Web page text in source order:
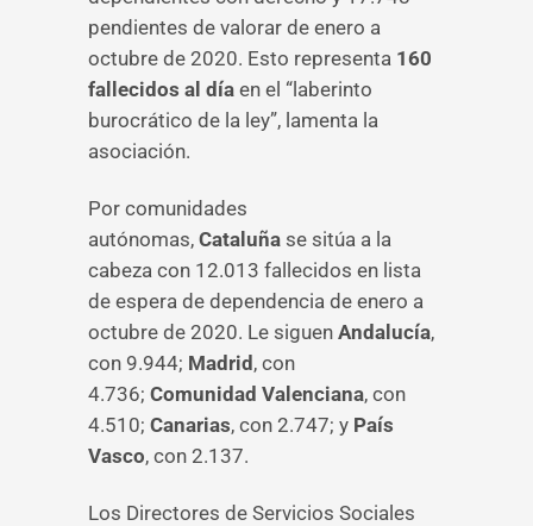
pendientes de valorar de enero a
octubre de 2020. Esto representa 160
fallecidos al día en el “laberinto
burocrático de la ley”, lamenta la
asociación.
Por comunidades
autónomas, Cataluña se sitúa a la
cabeza con 12.013 fallecidos en lista
de espera de dependencia de enero a
octubre de 2020. Le siguen Andalucía,
con 9.944; Madrid , con
4.736; Comunidad Valenciana, con
4.510; Canarias, con 2.747; y País
Vasco, con 2.137.
Los Directores de Servicios Sociales